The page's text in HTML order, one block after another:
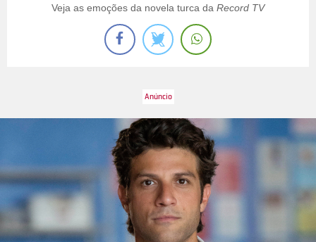
Veja as emoções da novela turca da Record TV